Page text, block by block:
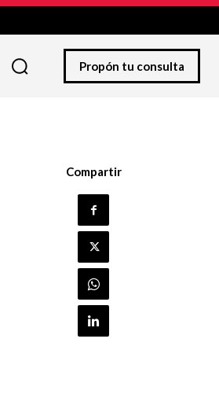
Propón tu consulta
Compartir